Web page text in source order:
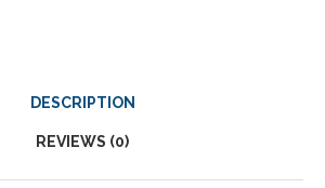
DESCRIPTION
REVIEWS (0)